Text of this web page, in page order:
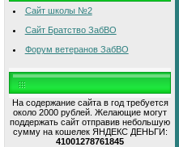
Сайт школы №2
Сайт Братство ЗабВО
Форум ветеранов ЗабВО
На содержание сайта в год требуется
около 2000 рублей. Желающие могут
поддержать сайт отправив небольшую
сумму на кошелек ЯНДЕКС ДЕНЬГИ:
41001278761845